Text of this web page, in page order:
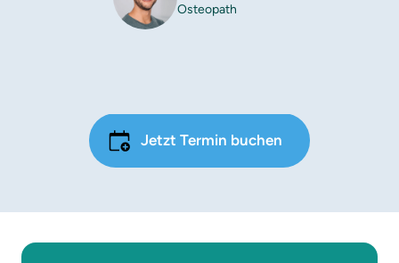
Osteopath
Jetzt Termin buchen